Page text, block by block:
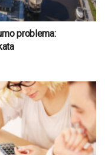
problema: